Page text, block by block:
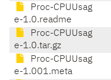
Proc-CPUUsag
e-1.0.readme
Proc-CPUUsag
e-1.0.tar.gz
Proc-CPUUsag
e-1.001.meta